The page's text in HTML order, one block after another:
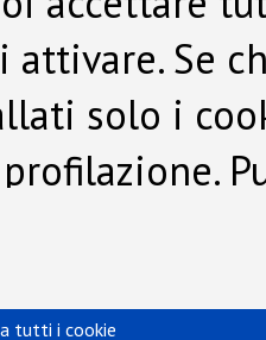
attivare. Se
solo i
tutti i cookie